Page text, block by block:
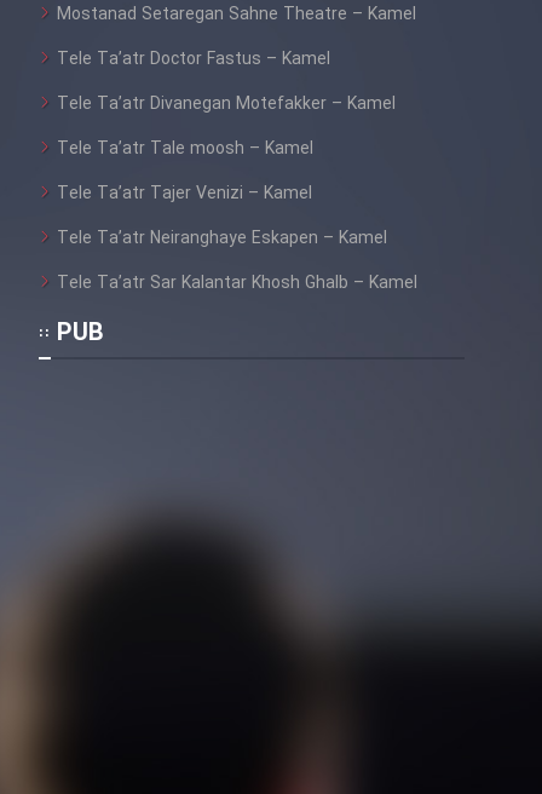
Mostanad Setaregan Sahne Theatre – Kamel
Tele Ta’atr Doctor Fastus – Kamel
Tele Ta’atr Divanegan Motefakker – Kamel
Tele Ta’atr Tale moosh – Kamel
Tele Ta’atr Tajer Venizi – Kamel
Tele Ta’atr Neiranghaye Eskapen – Kamel
Tele Ta’atr Sar Kalantar Khosh Ghalb – Kamel
PUB